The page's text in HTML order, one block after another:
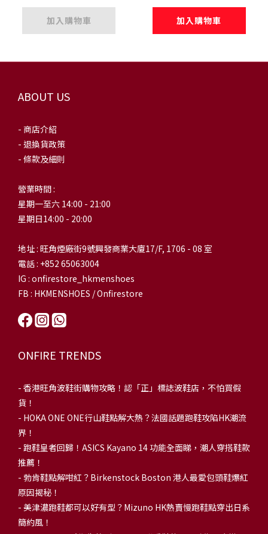
加入購物車 加入購物車
ABOUT US
- 商店介紹
- 退換貨政策
- 條款及細則
營業時間 :
星期一至六 14:00 - 21:00
星期日14:00 - 20:00
地址 : 旺角煙廠街9號興發商業大廈17/F, 1706 - 08 室
電話 : +852 65063004
IG : onfirestore_hkmenshoes
FB : HKMENSHOES / Onfirestore
ONFIRE TRENDS
- 香港旺角波鞋街購物攻略！認「正」標誌波鞋店，不怕買假
貨！
- HOKA ONE ONE行山鞋點解大熱？法國話題跑鞋攻陷HK潮流
界！
- 跑鞋皇者回歸！ASICS Kayano 14 功能全面睇，潮人穿搭鞋款
推薦！
- 勃肯鞋點解咁紅？Birkenstock Boston 港人最愛包頭鞋爆紅
原因揭秘！
- 美津濃跑鞋都可以好有型？Mizuno HK熱賣慢跑鞋點穿出日系
簡約風！